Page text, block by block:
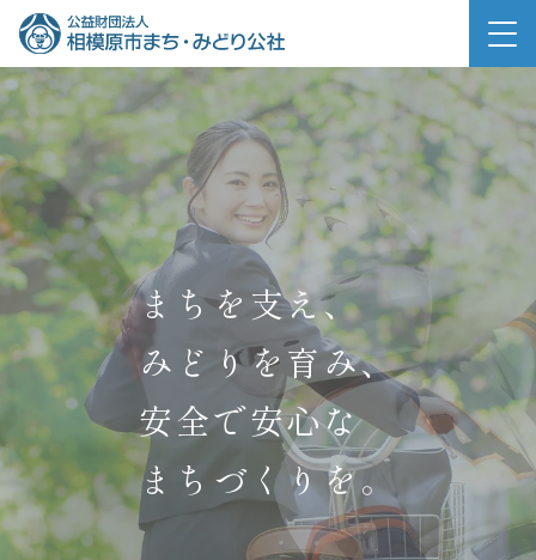
まちを支え、
みどりを育み、
安全で安心な
まちづくりを。
まちを支え、
みどりを育み、
安全で安心な
まちづくりを。
まちを支え、
みどりを育み、
安全で安心な
まちづくりを。
まちを支え、
みどりを育み、
安全で安心な
まちづくりを。
まちを支え、
みどりを育み、
安全で安心な
まちづくりを。
まちを支え、
みどりを育み、
安全で安心な
まちづくりを。